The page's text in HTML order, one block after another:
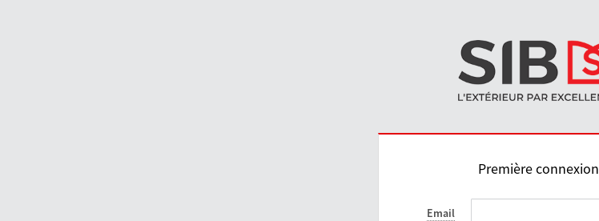
Première connexion
Email